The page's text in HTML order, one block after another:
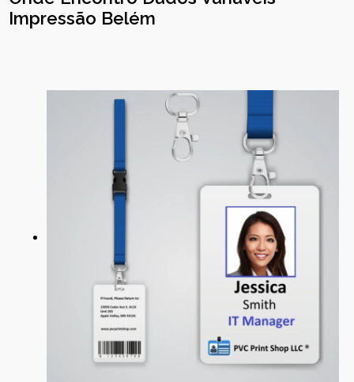
Impressão Belém